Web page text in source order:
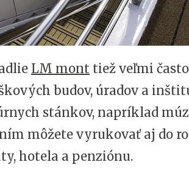
LM mont tiež veľmi
budov, úradov a
stánkov, napríklad
môžete vyrukovať aj do
hotela a penziónu.